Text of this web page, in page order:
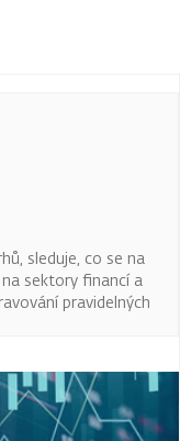
sleduje, co se na
sektory financí a
pravidelných